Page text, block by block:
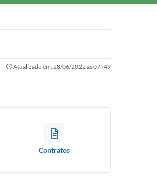
Atualizado em: 28/06/2022 às 07h49
Contratos